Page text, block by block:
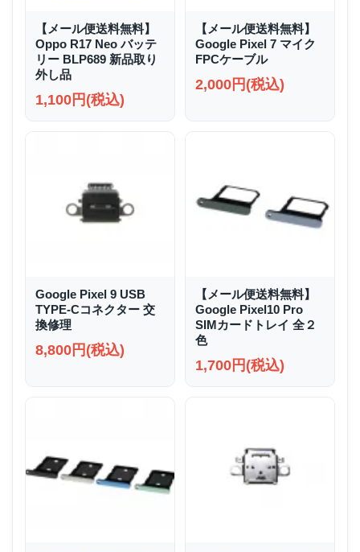
【メール便送料無料】
Oppo R17 Neo バッテ
リー BLP689 新品取り
外し品
1,100円(税込)
【メール便送料無料】
Google Pixel 7 マイク
FPCケーブル
2,000円(税込)
Google Pixel 9 USB
TYPE-Cコネクター 交
換修理
8,800円(税込)
【メール便送料無料】
Google Pixel10 Pro
SIMカードトレイ 全２
色
1,700円(税込)